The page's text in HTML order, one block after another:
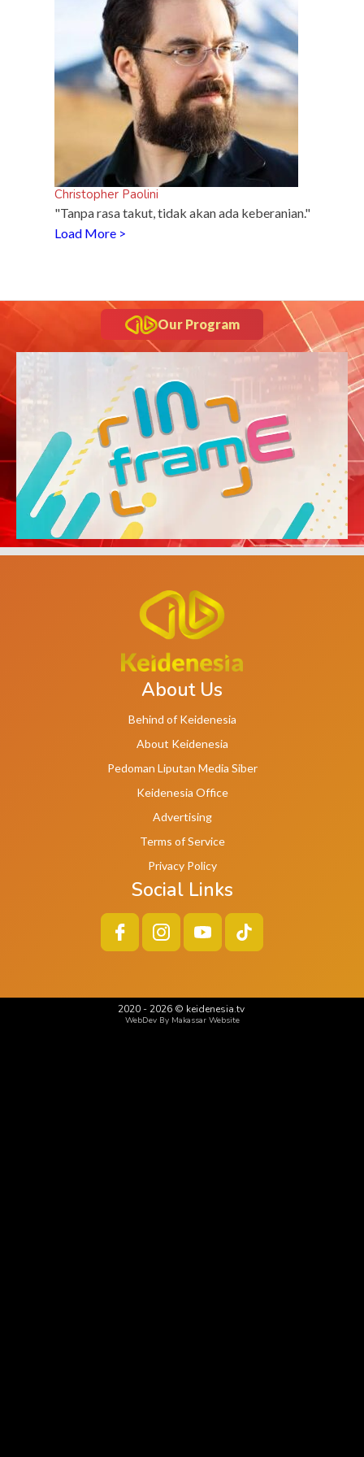
Christopher Paolini
"Tanpa rasa takut, tidak akan ada keberanian."
Load More >
Our Program
About Us
Behind of Keidenesia
About Keidenesia
Pedoman Liputan Media Siber
Keidenesia Office
Advertising
Terms of Service
Privacy Policy
Social Links
2020 - 2026© keidenesia.tv
WebDev By Makassar Website